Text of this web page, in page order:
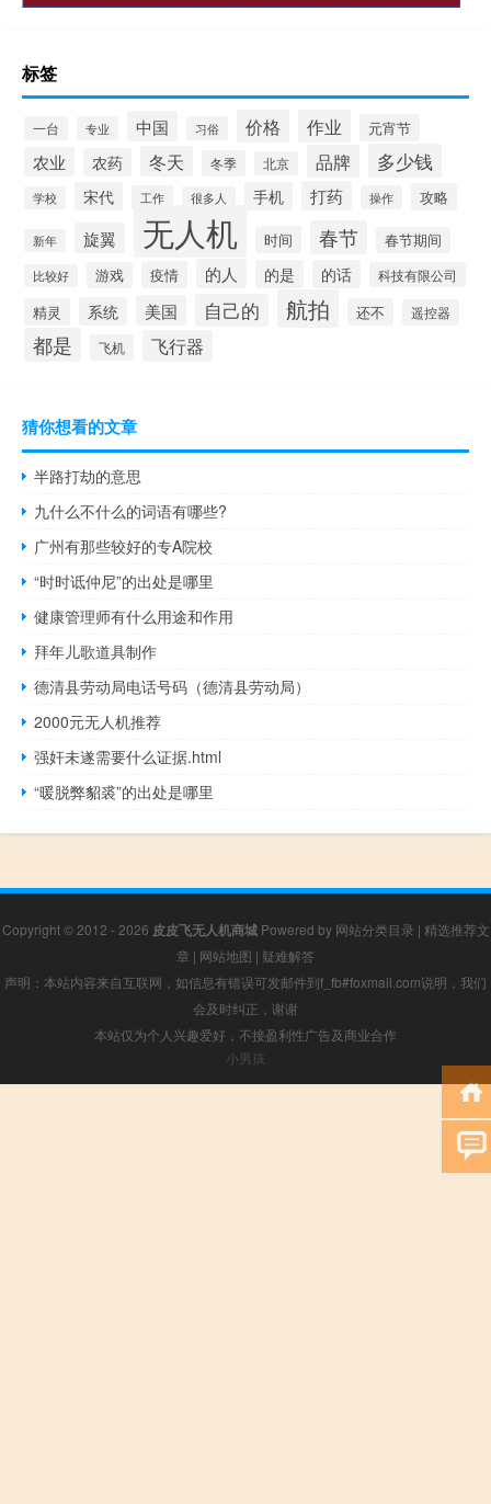
标签
一台 专业 中国 习俗 价格 作业 元宵节
农业 农药 冬天 冬季 北京 品牌 多少钱
学校 宋代 工作 很多人 手机 打药 操作 攻略
新年 旋翼 无人机 时间 春节 春节期间
比较好 游戏 疫情 的人 的是 的话 科技有限公司
精灵 系统 美国 自己的 航拍 还不 遥控器
都是 飞机 飞行器
猜你想看的文章
半路打劫的意思
九什么不什么的词语有哪些?
广州有那些较好的专A院校
“时时诋仲尼”的出处是哪里
健康管理师有什么用途和作用
拜年儿歌道具制作
德清县劳动局电话号码（德清县劳动局）
2000元无人机推荐
强奸未遂需要什么证据.html
“暖脱弊貂裘”的出处是哪里
Copyright © 2012 - 2026 皮皮飞无人机商城Powered by 网站分类目录 | 精选推荐文
章 | 网站地图 | 疑难解答
声明：本站内容来自互联网，如信息有错误可发邮件到f_fb#foxmail.com说明，我们
会及时纠正，谢谢
本站仅为个人兴趣爱好，不接盈利性广告及商业合作
小男孩